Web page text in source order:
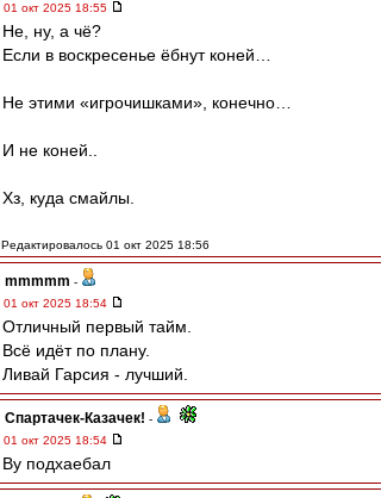
01 окт 2025 18:55
Не, ну, а чё?
Если в воскресенье ёбнут коней…
Не этими «игрочишками», конечно…
И не коней..
Хз, куда смайлы.
Редактировалось 01 окт 2025 18:56
mmmmm -
01 окт 2025 18:54
Отличный первый тайм.
Всё идёт по плану.
Ливай Гарсия - лучший.
Спартачек-Казачек! -
01 окт 2025 18:54
Ву подхаебал